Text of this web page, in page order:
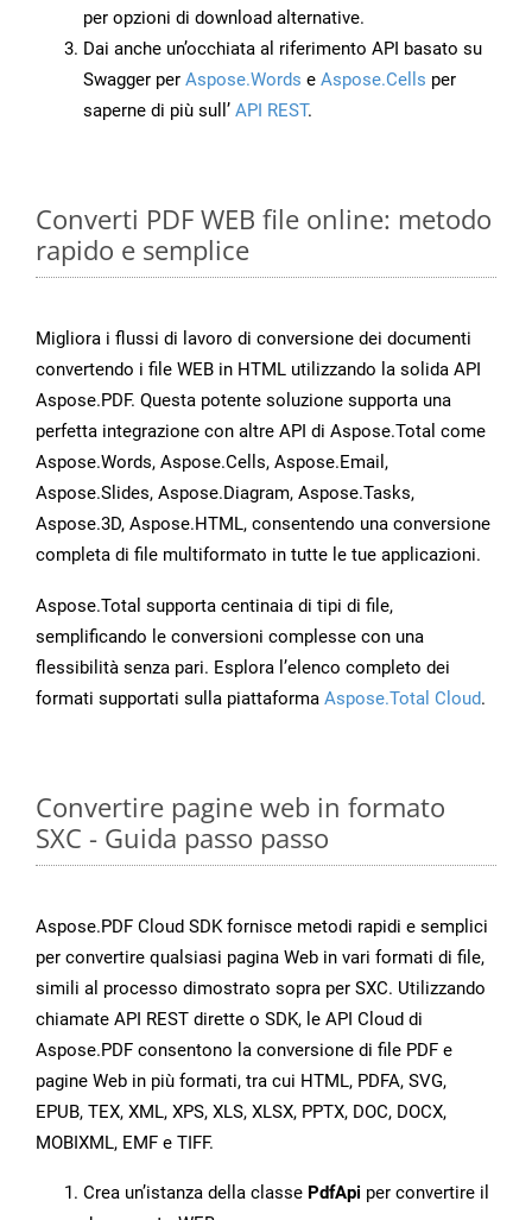
per opzioni di download alternative.
Dai anche un’occhiata al riferimento API basato su
Swagger per Aspose.Words e Aspose.Cells per
saperne di più sull’ API REST.
Converti PDF WEB file online: metodo
rapido e semplice
Migliora i flussi di lavoro di conversione dei documenti
convertendo i file WEB in HTML utilizzando la solida API
Aspose.PDF. Questa potente soluzione supporta una
perfetta integrazione con altre API di Aspose.Total come
Aspose.Words, Aspose.Cells, Aspose.Email,
Aspose.Slides, Aspose.Diagram, Aspose.Tasks,
Aspose.3D, Aspose.HTML, consentendo una conversione
completa di file multiformato in tutte le tue applicazioni.
Aspose.Total supporta centinaia di tipi di file,
semplificando le conversioni complesse con una
flessibilità senza pari. Esplora l’elenco completo dei
formati supportati sulla piattaforma Aspose.Total Cloud.
Convertire pagine web in formato
SXC - Guida passo passo
Aspose.PDF Cloud SDK fornisce metodi rapidi e semplici
per convertire qualsiasi pagina Web in vari formati di file,
simili al processo dimostrato sopra per SXC. Utilizzando
chiamate API REST dirette o SDK, le API Cloud di
Aspose.PDF consentono la conversione di file PDF e
pagine Web in più formati, tra cui HTML, PDFA, SVG,
EPUB, TEX, XML, XPS, XLS, XLSX, PPTX, DOC, DOCX,
MOBIXML, EMF e TIFF.
Crea un’istanza della classe PdfApi per convertire il